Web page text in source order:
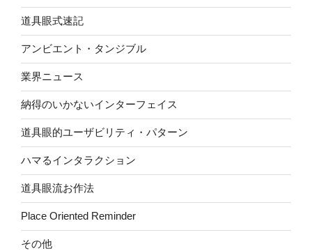
道具眼式速記
アンビエント・タンジブル
業界ニュース
納得のいかないインターフェイス
道具眼的ユーザビリティ・パターン
ハマるインタラクション
道具眼流お作法
Place Oriented Reminder
その他